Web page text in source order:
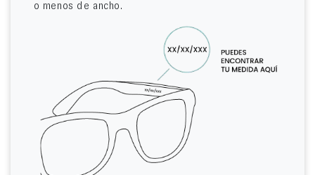
o menos de ancho.